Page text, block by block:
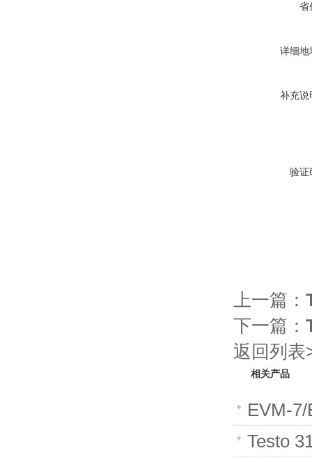
省
详细地
补充说
验证
上一篇：
下一篇：
返回列表
相关产品
EVM-
Testo